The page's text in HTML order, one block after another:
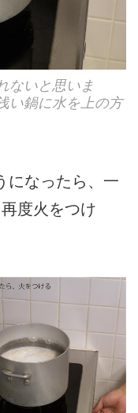
ないと思いま
い鍋に水を上の方
なったら、一
度火をつけ